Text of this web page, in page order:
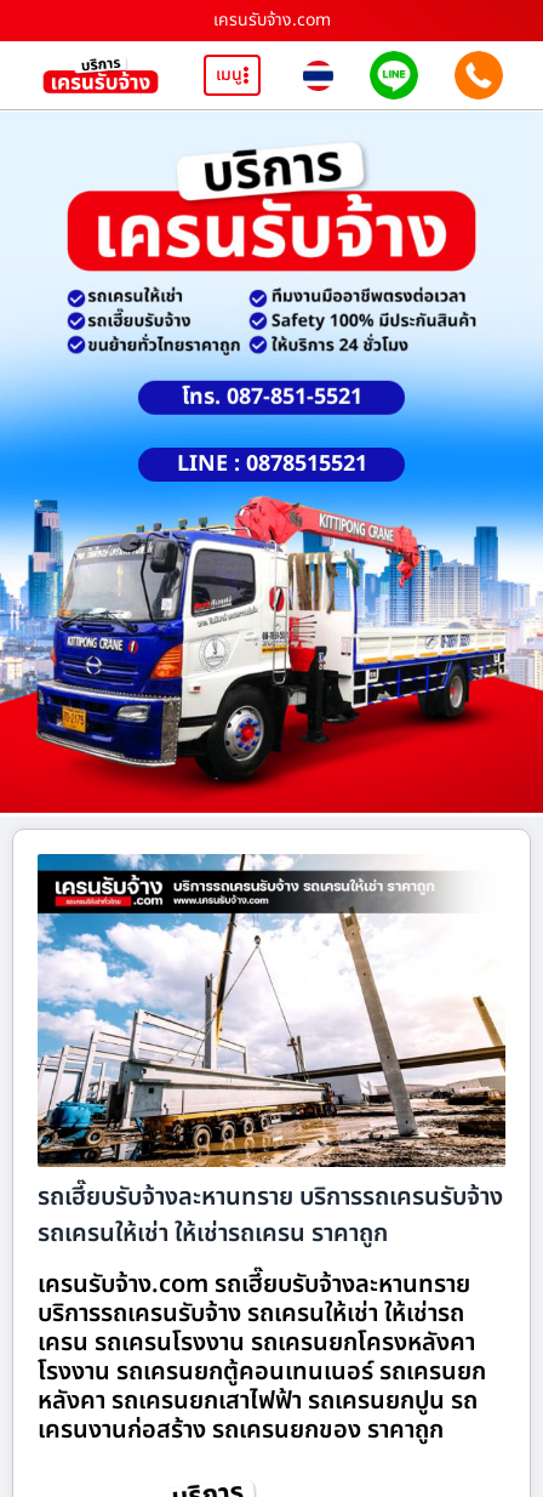
เครนรับจ้าง.com
เมนู
โทร. 087-851-5521
LINE : 0878515521
รถเฮี๊ยบรับจ้างละหานทราย บริการรถเครนรับจ้าง
รถเครนให้เช่า ให้เช่ารถเครน ราคาถูก
เครนรับจ้าง.com รถเฮี๊ยบรับจ้างละหานทราย
บริการรถเครนรับจ้าง รถเครนให้เช่า ให้เช่ารถ
เครน รถเครนโรงงาน รถเครนยกโครงหลังคา
โรงงาน รถเครนยกตู้คอนเทนเนอร์ รถเครนยก
หลังคา รถเครนยกเสาไฟฟ้า รถเครนยกปูน รถ
เครนงานก่อสร้าง รถเครนยกของ ราคาถูก